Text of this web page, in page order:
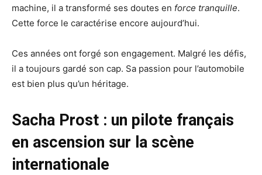
machine, il a transformé ses doutes en force tranquille.
Cette force le caractérise encore aujourd’hui.
Ces années ont forgé son engagement. Malgré les défis,
il a toujours gardé son cap. Sa passion pour l’automobile
est bien plus qu’un héritage.
Sacha Prost : un pilote français
en ascension sur la scène
internationale